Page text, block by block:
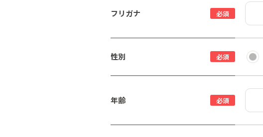
フリガナ 必須
性別 必須
年齢 必須